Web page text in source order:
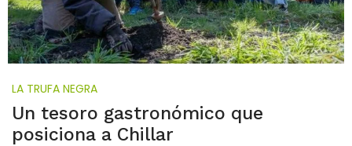
LA TRUFA NEGRA
Un tesoro gastronómico que
posiciona a Chillar